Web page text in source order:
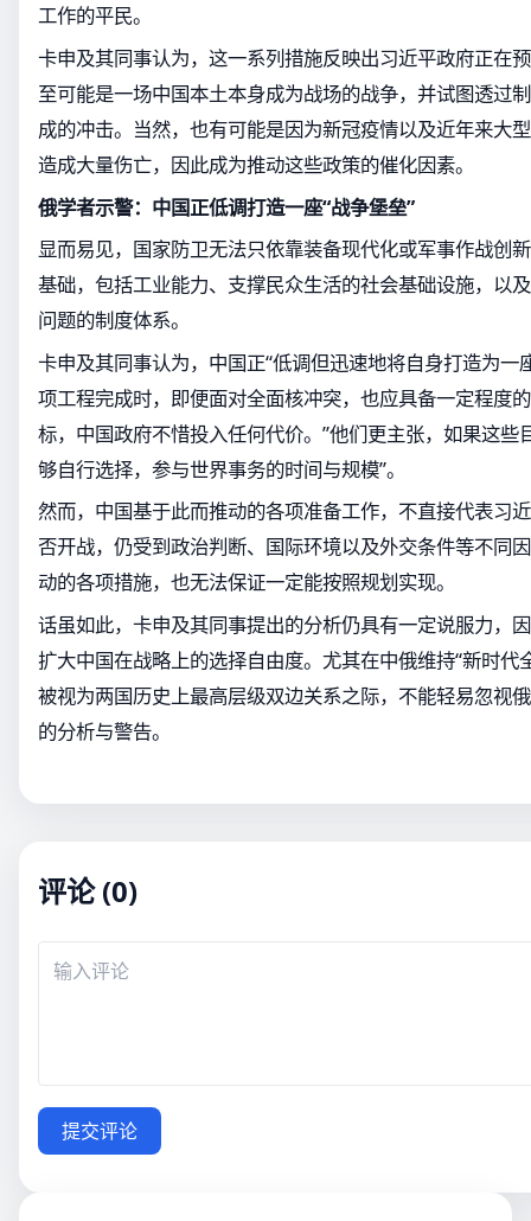
工作的平民。
卡申及其同事认为，这一系列措施反映出习近平政府正在
至可能是一场中国本土本身成为战场的战争，并试图透过
成的冲击。当然，也有可能是因为新冠疫情以及近年来大
造成大量伤亡，因此成为推动这些政策的催化因素。
俄学者示警：中国正低调打造一座“战争堡垒”
显而易见，国家防卫无法只依靠装备现代化或军事作战创
基础，包括工业能力、支撑民众生活的社会基础设施，以
问题的制度体系。
卡申及其同事认为，中国正“低调但迅速地将自身打造为一
项工程完成时，即便面对全面核冲突，也应具备一定程度
标，中国政府不惜投入任何代价。”他们更主张，如果这些
够自行选择，参与世界事务的时间与规模”。
然而，中国基于此而推动的各项准备工作，不直接代表习
否开战，仍受到政治判断、国际环境以及外交条件等不同
动的各项措施，也无法保证一定能按照规划实现。
话虽如此，卡申及其同事提出的分析仍具有一定说服力，
扩大中国在战略上的选择自由度。尤其在中俄维持“新时代
被视为两国历史上最高层级双边关系之际，不能轻易忽视
的分析与警告。
评论 (0)
提交评论